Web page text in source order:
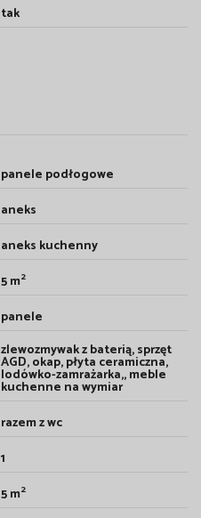
tak
panele podłogowe
aneks
aneks kuchenny
5 m2
panele
zlewozmywak z baterią, sprzęt
AGD, okap, płyta ceramiczna,
lodówko-zamrażarka,, meble
kuchenne na wymiar
razem z wc
1
5 m2